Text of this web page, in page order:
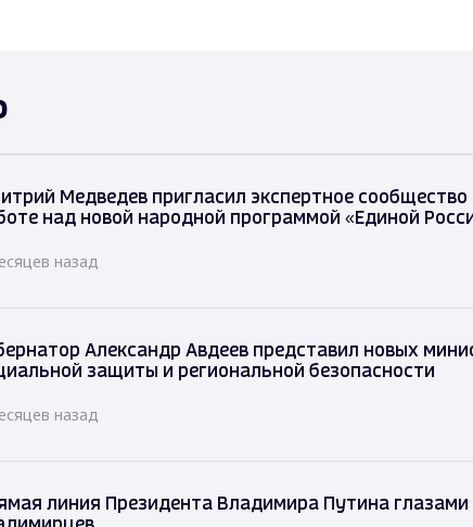
Медведев пригласил экспертное сообщество
над новой народной программой «Единой
назад
Александр Авдеев представил новых
защиты и региональной безопасности
назад
линия Президента Владимира Путина глазами